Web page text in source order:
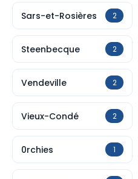
Sars-et-Rosières 2
Steenbecque 2
Vendeville 2
Vieux-Condé 2
0rchies 1